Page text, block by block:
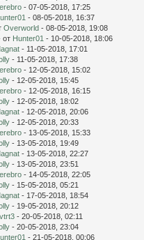
- 07-05-2018, 17:25
- 08-05-2018, 16:37
Overworld - 08-05-2018, 19:08
от Hunter01 - 10-05-2018, 18:06
- 11-05-2018, 17:01
- 11-05-2018, 17:38
- 12-05-2018, 15:02
- 12-05-2018, 15:45
- 12-05-2018, 16:15
- 12-05-2018, 18:02
- 12-05-2018, 20:06
- 12-05-2018, 20:33
- 13-05-2018, 15:33
- 13-05-2018, 19:49
- 13-05-2018, 22:27
- 13-05-2018, 23:51
- 14-05-2018, 22:05
- 15-05-2018, 05:21
- 17-05-2018, 18:54
- 19-05-2018, 20:12
- 20-05-2018, 02:11
- 20-05-2018, 23:04
- 21-05-2018, 00:06